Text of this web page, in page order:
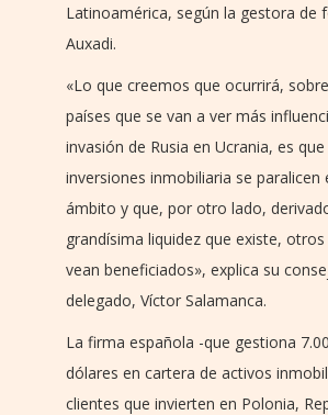
Latinoamérica, según la gestora de
Auxadi.
«Lo que creemos que ocurrirá,
países que se van a ver más
invasión de Rusia en Ucrania, es que
inversiones inmobiliaria se paralicen
ámbito y que, por otro lado,
grandísima liquidez que existe,
vean beneficiados», explica su
delegado, Víctor Salamanca.
La firma española -que gestiona
dólares en cartera de activos
clientes que invierten en Polonia,